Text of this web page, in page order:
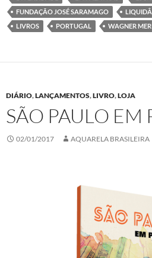
FUNDAÇÃO JOSÉ SARAMAGO
LIVROS
PORTUGAL WAGNER
DIÁRIO,LANÇAMENTOS,LIVRO,LOJA
SÃO PAULO EM
02/01/2017 AQUARELA BRASILEIRA